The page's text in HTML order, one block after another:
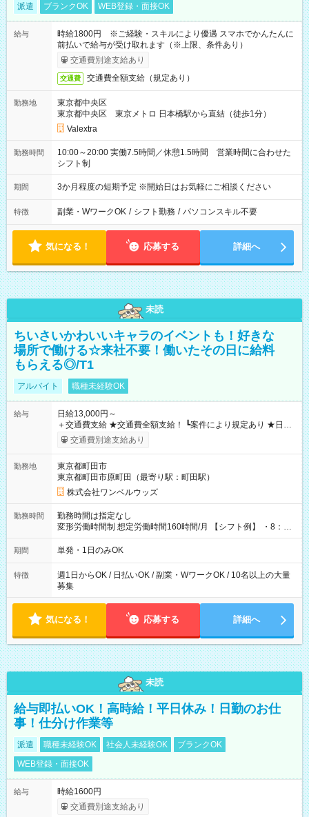
派遣 ブランクOK WEB登録・面接OK
給与
時給1800円 ※ご経験・スキルにより優遇 スマホでかんたんに
前払いで給与が受け取れます（※上限、条件あり）
交通費別途支給あり
交通費 交通費全額支給（規定あり）
勤務地
東京都中央区
東京都中央区 東京メトロ 日本橋駅から直結（徒歩1分）
Valextra
勤務時間
10:00～20:00 実働7.5時間／休憩1.5時間 営業時間に合わせた
シフト制
期間 3か月程度の短期予定 ※開始日はお気軽にご相談ください
特徴 副業・WワークOK / シフト勤務 / パソコンスキル不要
気になる！ 応募する 詳細へ
未読
ちいさいかわいいキャラのイベントも！好きな
場所で働ける☆来社不要！働いたその日に給料
もらえる◎/T1
アルバイト 職種未経験OK
給与
日給13,000円～
＋交通費支給 ★交通費全額支給！ ┗案件により規定あり ★日払
いOK！（規定あり） ┗働いたその日に現金GET♪ お仕事後はコ
ンビニATMから 日払い分を引き落とせます！ 【試用期間】試
交通費別途支給あり
勤務地
東京都町田市
東京都町田市原町田（最寄り駅：町田駅）
株式会社ワンベルウッズ
勤務時間
勤務時間は指定なし
変形労働時間制 想定労働時間160時間/月 【シフト例】 ・8：00
～21：00
期間 単発・1日のみOK
特徴
週1日からOK / 日払いOK / 副業・WワークOK / 10名以上の大量
募集
気になる！ 応募する 詳細へ
未読
給与即払いOK！高時給！平日休み！日勤のお仕
事！仕分け作業等
派遣 職種未経験OK 社会人未経験OK
ブランクOK
WEB登録・面接OK
給与
時給1600円
交通費別途支給あり